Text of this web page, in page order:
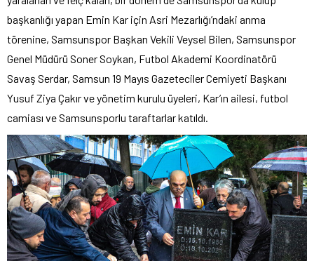
başkanlığı yapan Emin Kar için Asri Mezarlığı’ndaki anma
törenine, Samsunspor Başkan Vekili Veysel Bilen, Samsunspor
Genel Müdürü Soner Soykan, Futbol Akademi Koordinatörü
Savaş Serdar, Samsun 19 Mayıs Gazeteciler Cemiyeti Başkanı
Yusuf Ziya Çakır ve yönetim kurulu üyeleri, Kar’ın ailesi, futbol
camiası ve Samsunsporlu taraftarlar katıldı.